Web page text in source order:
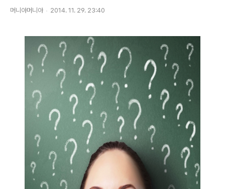
머니야머니야 2014. 11. 29. 23:40